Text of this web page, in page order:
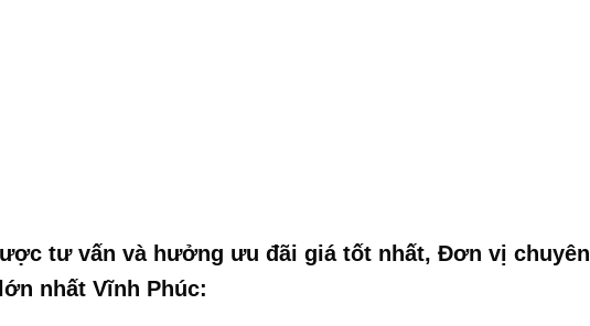
tư vấn và hưởng ưu đãi giá tốt nhất, Đơn vị chuyên
nhất Vĩnh Phúc: